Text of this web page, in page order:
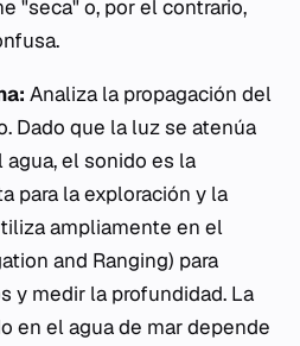
"seca" o, por el contrario,
Analiza la propagación del
Dado que la luz se atenúa
el sonido es la
para la exploración y la
ampliamente en el
and Ranging) para
y medir la profundidad. La
en el agua de mar depende